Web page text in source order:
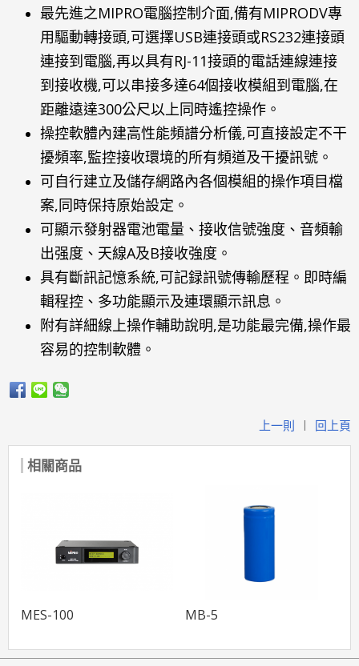
最先進之MIPRO電腦控制介面,備有MIPRODV專
用驅動轉接頭,可選擇USB連接頭或RS232連接頭
連接到電腦,再以具有RJ-11接頭的電話連線連接
到接收機,可以串接多達64個接收模組到電腦,在
距離遠達300公尺以上同時遙控操作。
操控軟體內建高性能頻譜分析儀,可直接設定不干
擾頻率,監控接收環境的所有頻道及干擾訊號。
可自行建立及儲存網路內各個模組的操作項目檔
案,同時保持原始設定。
可顯示發射器電池電量、接收信號強度、音頻輸
出强度、天線A及B接收強度。
具有斷訊記憶系統,可記録訊號傳輸歷程。即時編
輯程控、多功能顯示及連環顯示訊息。
附有詳細線上操作輔助說明,是功能最完備,操作最
容易的控制軟體。
上一則 | 回上頁
相關商品
MES-100 MB-5